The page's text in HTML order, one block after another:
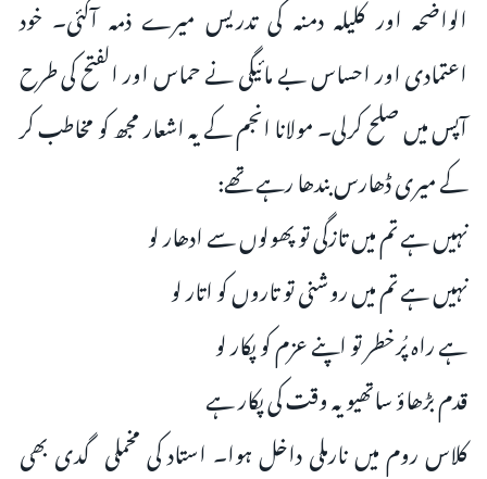
الواضحہ اور کلیلہ دمنہ کی تدریس میرے ذمہ آگئی۔ خود
اعتمادی اور احساس بے مائیگی نے حماس اور الفتح کی طرح
آپس میں صلح کرلی۔ مولانا انجم کے یہ اشعار مجھ کو مخاطب کر
کے میری ڈھارس بندھا رہے تھے:
نہیں ہے تم میں تازگی تو پھولوں سے ادھار لو
نہیں ہے تم میں روشنی تو تاروں کو اتار لو
ہے راہ پُرخطر تو اپنے عزم کو پکار لو
قدم بڑھاؤ ساتھیو یہ وقت کی پکار ہے
کلاس روم میں نارملی داخل ہوا۔ استاد کی مخملی گدی بھی